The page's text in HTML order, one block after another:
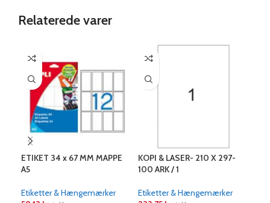
Relaterede varer
ETIKET 34 x 67 MM MAPPE
A5
Etiketter & Hængemærker
KOPI & LASER- 210 X 297-
100 ARK / 1
Etiketter & Hængemærker